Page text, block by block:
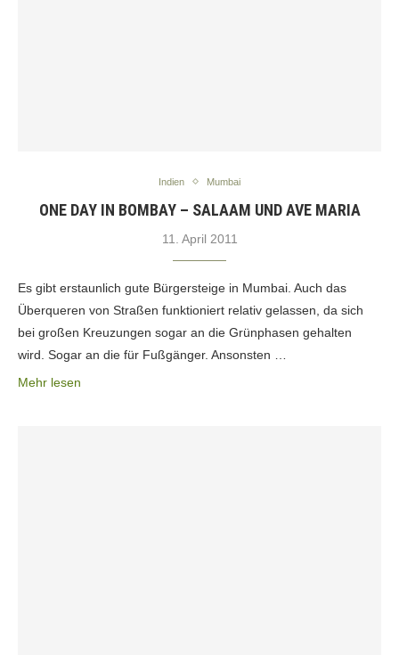
Indien Mumbai
ONE DAY IN BOMBAY – SALAAM UND AVE MARIA
11. April 2011
Es gibt erstaunlich gute Bürgersteige in Mumbai. Auch das
Überqueren von Straßen funktioniert relativ gelassen, da sich
bei großen Kreuzungen sogar an die Grünphasen gehalten
wird. Sogar an die für Fußgänger. Ansonsten …
Mehr lesen